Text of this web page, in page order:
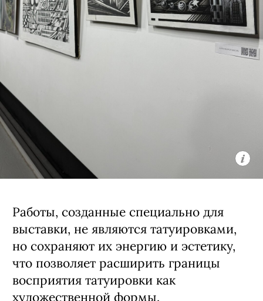
Выставка «Эхо ремесла» в пространстве «Арт
Ель»
Новый коллективный выставочный
искусства и позволяет увидеть
мастеров с новой стороны, раскрыть
их внутренний мир и индивидуальный
стиль, выходя за рамки нормативов
индустрии.